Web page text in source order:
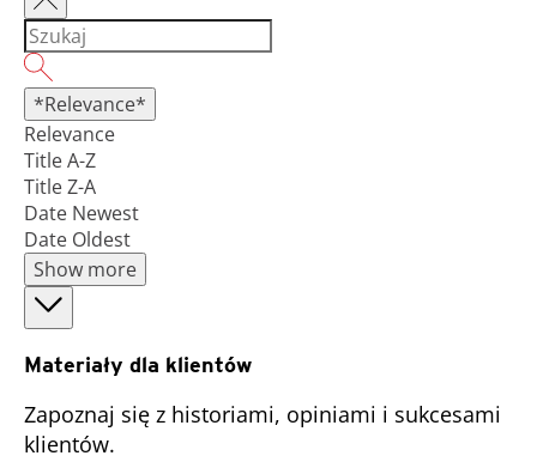
*Relevance*
Relevance
Title A-Z
Title Z-A
Date Newest
Date Oldest
Show more
Materiały dla klientów
Zapoznaj się z historiami, opiniami i sukcesami
klientów.